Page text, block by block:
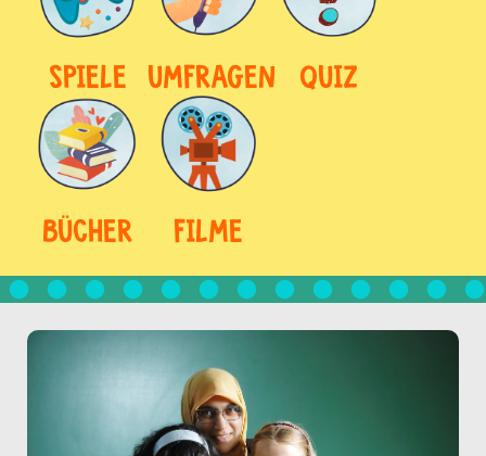
SPIELE UMFRAGEN QUIZ
BÜCHER FILME